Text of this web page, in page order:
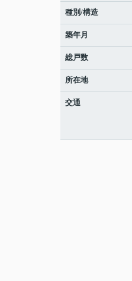
種別/構造
築年月
総戸数
所在地
交通